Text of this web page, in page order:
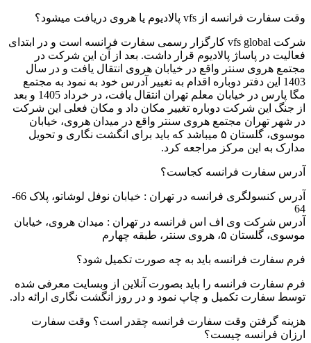
وقت سفارت فرانسه از vfs پالادیوم یا هروی دریافت میشود؟
شرکت vfs global کارگزار رسمی سفارت فرانسه است و در ابتدای
فعالیت در پاساژ پالادیوم قرار داشت. بعد از آن این شرکت در
مجتمع هروی سنتر واقع در خیابان هروی انتقال یافت و در سال
1403 این دفتر دوباره اقدام به تغییر آدرس خود به نمود به مجتمع
مگا پارس در خیابان معلم تهران انتقال یافت، در خرداد 1405 و بعد
از جنگ این شرکت دوباره تغییر مکان داد و مکان فعلی این شرکت
در شهر تهران مجتمع هروی سنتر واقع در میدان هروی، خیابان
موسوی، گلستان ۵ میباشد که باید برای انگشت نگاری و تحویل
مدارک به این مرکز مراجعه کرد.
آدرس سفارت فرانسه کجاست؟
آدرس کنسولگری فرانسه در تهران : خیابان نوفل لوشاتو، پلاک 66-
64
آدرس شرکت وی اف اس فرانسه در تهران : میدان هروی، خیابان
موسوی، گلستان ۵، هروی سنتر، طبقه چهارم
فرم سفارت فرانسه باید به چه صورت تکمیل شود؟
فرم سفارت فرانسه را باید بصورت آنلاین از وبسایت معرفی شده
توسط سفارت تکمیل و چاپ نمود و در روز انگشت نگاری ارائه داد.
هزینه گرفتن وقت سفارت فرانسه چقدر است؟ وقت سفارت
ارزان فرانسه چیست؟